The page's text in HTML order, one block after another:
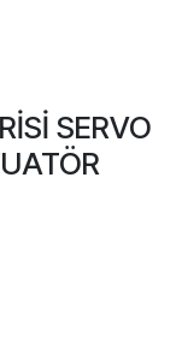
SERVO